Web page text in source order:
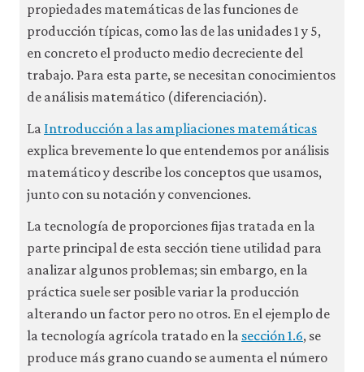
propiedades matemáticas de las funciones de
producción típicas, como las de las unidades 1 y 5,
en concreto el producto medio decreciente del
trabajo. Para esta parte, se necesitan conocimientos
de análisis matemático (diferenciación).
La Introducción a las ampliaciones matemáticas
explica brevemente lo que entendemos por análisis
matemático y describe los conceptos que usamos,
junto con su notación y convenciones.
La tecnología de proporciones fijas tratada en la
parte principal de esta sección tiene utilidad para
analizar algunos problemas; sin embargo, en la
práctica suele ser posible variar la producción
alterando un factor pero no otros. En el ejemplo de
la tecnología agrícola tratado en la sección 1.6, se
produce más grano cuando se aumenta el número